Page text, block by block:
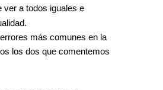
ver a todos iguales e
más comunes en la
los dos que comentemos